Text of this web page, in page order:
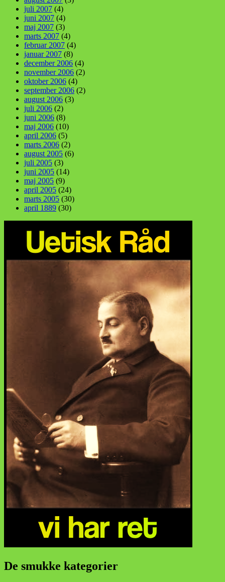
juli 2007 (4)
juni 2007 (4)
maj 2007 (3)
marts 2007 (4)
februar 2007 (4)
januar 2007 (8)
december 2006 (4)
november 2006 (2)
oktober 2006 (4)
september 2006 (2)
august 2006 (3)
juli 2006 (2)
juni 2006 (8)
maj 2006 (10)
april 2006 (5)
marts 2006 (2)
august 2005 (6)
juli 2005 (3)
juni 2005 (14)
maj 2005 (9)
april 2005 (24)
marts 2005 (30)
april 1889 (30)
De smukke kategorier